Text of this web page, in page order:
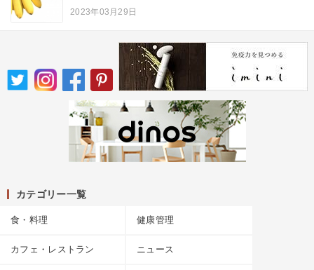
2023年03月29日
カテゴリー一覧
食・料理 健康管理
カフェ・レストラン ニュース